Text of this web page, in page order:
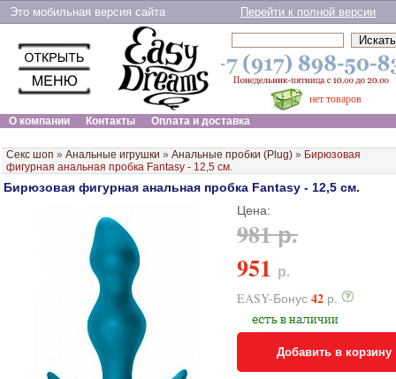
Это мобильная версия сайта Перейти к полной версии
нет товаров
О компании
Контакты Оплата и доставка
Секс шоп » Анальные игрушки » Анальные пробки (Plug) » Бирюзовая
фигурная анальная пробка Fantasy - 12,5 см.
Бирюзовая фигурная анальная пробка Fantasy - 12,5 см.
Цена:
981 р.
951 р.
EASY-Бонус 42 р.
Добавить в корзину